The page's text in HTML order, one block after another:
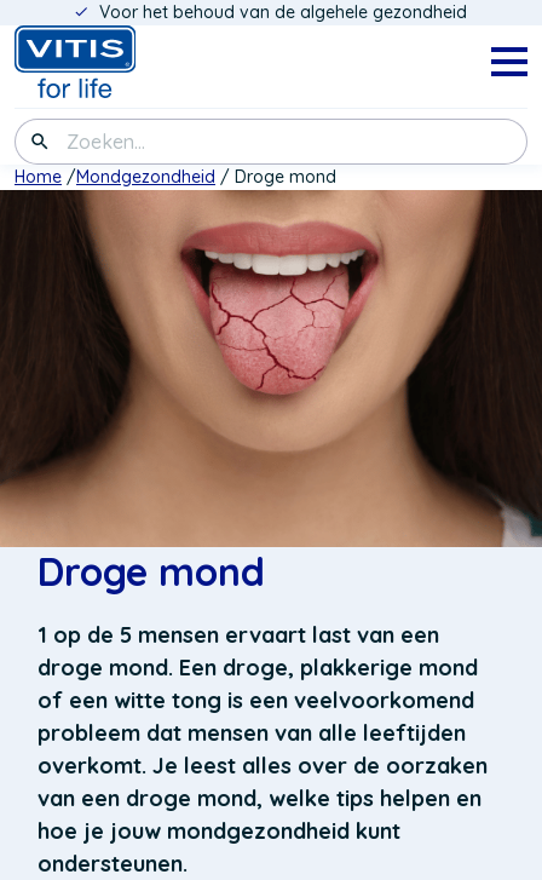
Overslaan
naar
inhoud
gaan
Zoeken
Voor het behoud van de algehele gezondheid
Kruimelpad
Home Mondgezondheid Droge mond
Droge mond
1 op de 5 mensen ervaart last van een
droge mond. Een droge, plakkerige mond
of een witte tong is een veelvoorkomend
probleem dat mensen van alle leeftijden
overkomt. Je leest alles over de oorzaken
van een droge mond, welke tips helpen en
hoe je jouw mondgezondheid kunt
ondersteunen.